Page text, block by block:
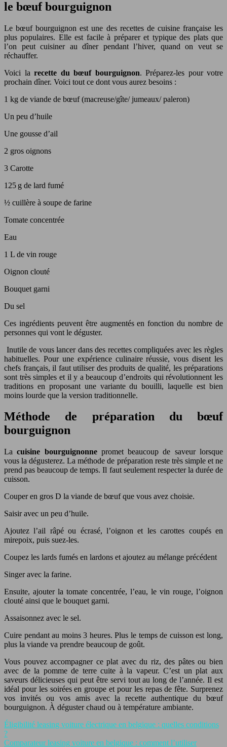
le bœuf bourguignon
Le bœuf bourguignon est une des recettes de cuisine française les
plus populaires. Elle est facile à préparer et typique des plats que
l’on peut cuisiner au dîner pendant l’hiver, quand on veut se
réchauffer.
Voici la recette du bœuf bourguignon. Préparez-les pour votre
prochain dîner. Voici tout ce dont vous aurez besoins :
1 kg de viande de bœuf (macreuse/gîte/ jumeaux/ paleron)
Un peu d’huile
Une gousse d’ail
2 gros oignons
3 Carotte
125 g de lard fumé
½ cuillère à soupe de farine
Tomate concentrée
Eau
1 L de vin rouge
Oignon clouté
Bouquet garni
Du sel
Ces ingrédients peuvent être augmentés en fonction du nombre de
personnes qui vont le déguster.
Inutile de vous lancer dans des recettes compliquées avec les règles
habituelles. Pour une expérience culinaire réussie, vous disent les
chefs français, il faut utiliser des produits de qualité, les préparations
sont très simples et il y a beaucoup d’endroits qui révolutionnent les
traditions en proposant une variante du bouilli, laquelle est bien
moins lourde que la version traditionnelle.
Méthode de préparation du bœuf
bourguignon
Lacuisine bourguignonne promet beaucoup de saveur lorsque
vous la dégusterez. La méthode de préparation reste très simple et ne
prend pas beaucoup de temps. Il faut seulement respecter la durée de
cuisson.
Couper en gros D la viande de bœuf que vous avez choisie.
Saisir avec un peu d’huile.
Ajoutez l’ail râpé ou écrasé, l’oignon et les carottes coupés en
mirepoix, puis suez-les.
Coupez les lards fumés en lardons et ajoutez au mélange précédent
Singer avec la farine.
Ensuite, ajouter la tomate concentrée, l’eau, le vin rouge, l’oignon
clouté ainsi que le bouquet garni.
Assaisonnez avec le sel.
Cuire pendant au moins 3 heures. Plus le temps de cuisson est long,
plus la viande va prendre beaucoup de goût.
Vous pouvez accompagner ce plat avec du riz, des pâtes ou bien
avec de la pomme de terre cuite à la vapeur. C’est un plat aux
saveurs délicieuses qui peut être servi tout au long de l’année. Il est
idéal pour les soirées en groupe et pour les repas de fête. Surprenez
vos invités ou vos amis avec la recette authentique du bœuf
bourguignon. À déguster chaud ou à température ambiante.
Éligibilité leasing voiture électrique en belgique : quelles conditions
?
Comparateur leasing voiture en belgique : comment l’utiliser